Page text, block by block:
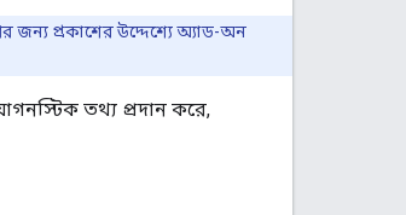
জন্য প্রকাশের উদ্দেশ্যে অ্যাড-অন
তথ্য প্রদান করে,